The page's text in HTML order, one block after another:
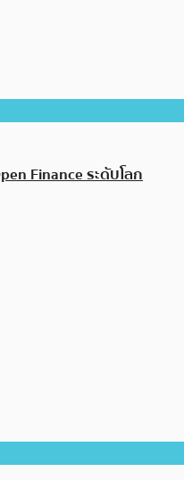
Finance ระดับโลก